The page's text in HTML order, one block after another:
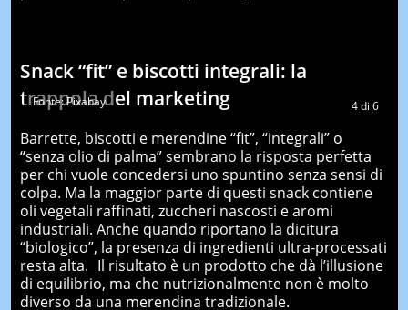
Snack “fit” e biscotti integrali: la
trappola del marketing
4 di 6
Fonte: Pixabay
Barrette, biscotti e merendine “fit”, “integrali” o
“senza olio di palma” sembrano la risposta perfetta
per chi vuole concedersi uno spuntino senza sensi di
colpa. Ma la maggior parte di questi snack contiene
oli vegetali raffinati, zuccheri nascosti e aromi
industriali. Anche quando riportano la dicitura
“biologico”, la presenza di ingredienti ultra-processati
resta alta. Il risultato è un prodotto che dà l’illusione
di equilibrio, ma che nutrizionalmente non è molto
diverso da una merendina tradizionale.